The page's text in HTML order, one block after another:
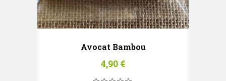
Avocat Bambou
4,90 €